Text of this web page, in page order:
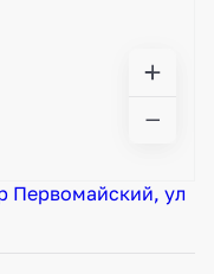
Первомайский, ул